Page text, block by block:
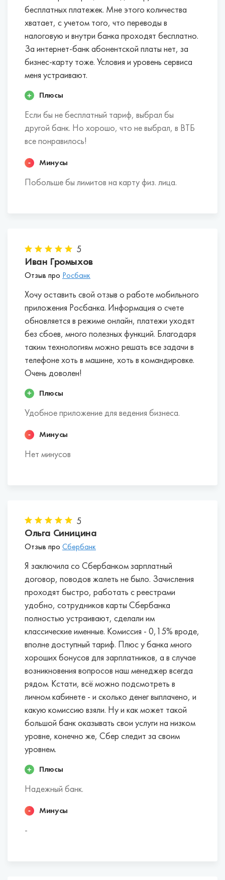
декларацию в электронной форме.
Проценты на неснижаемый остаток.
постоянно храните на счете определенную
сумму, то можете получать дополнительный
доход от собственных сбережений.
Некоторые банки начисляют до 5% годовых.
Лучшие банки для открытия расчетных
счетов ИП в Ессентуках:
Эти банки в совокупности факторов наиболее
выгодны для индивидуальных
предпринимателей.
Открытие.
Сбербанк.
ВТБ.
бесплатных платежек. Мне этого количества
хватает, с учетом того, что переводы в
налоговую и внутри банка проходят бесплатно.
За интернет-банк абонентской платы нет, за
бизнес-карту тоже. Условия и уровень сервиса
меня устраивают.
Плюсы
Если бы не бесплатный тариф, выбрал бы
другой банк. Но хорошо, что не выбрал, в ВТБ
все понравилось!
Минусы
Побольше бы лимитов на карту физ. лица.
5
Иван Громыхов
Отзыв про Росбанк
Хочу оставить свой отзыв о работе мобильного
приложения Росбанка. Информация о счете
обновляется в режиме онлайн, платежи уходят
без сбоев, много полезных функций. Благодаря
таким технологиям можно решать все задачи в
телефоне хоть в машине, хоть в командировке.
Очень доволен!
Плюсы
Удобное приложение для ведения бизнеса.
Минусы
Нет минусов
5
Ольга Синицина
Отзыв про Сбербанк
Я заключила со Сбербанком зарплатный
договор, поводов жалеть не было. Зачисления
проходят быстро, работать с реестрами
удобно, сотрудников карты Сбербанка
полностью устраивают, сделали им
классические именные. Комиссия - 0,15% вроде,
вполне доступный тариф. Плюс у банка много
хороших бонусов для зарплатников, а в случае
возникновения вопросов наш менеджер всегда
рядом. Кстати, всё можно подсмотреть в
личном кабинете - и сколько денег выплачено, и
какую комиссию взяли. Ну и как может такой
большой банк оказывать свои услуги на низком
уровне, конечно же, Сбер следит за своим
уровнем.
Плюсы
Надежный банк.
Минусы
-